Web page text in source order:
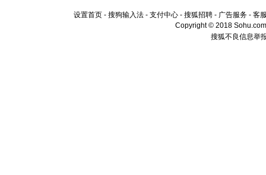
设置首页 - 搜狗输入法 - 支付中心 - 搜狐招聘 - 广告服务 - 客
Copyright © 2018
搜狐不良信息举